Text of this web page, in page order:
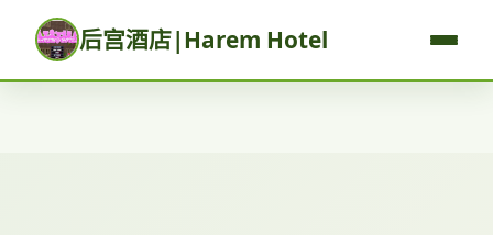
后宫酒店|Harem Hotel